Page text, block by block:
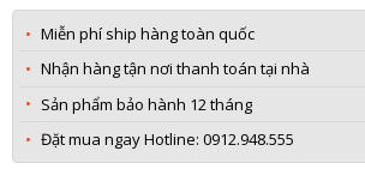
Miễn phí ship hàng toàn quốc
Nhận hàng tận nơi thanh toán tại nhà
Sản phẩm bảo hành 12 tháng
Đặt mua ngay Hotline: 0912.948.555